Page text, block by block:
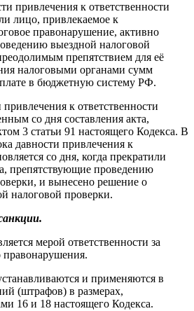
привлечения к ответственности
лицо, привлекаемое к
правонарушение, активно
выездной налоговой
препятствием для её
налоговыми органами сумм
в бюджетную систему РФ.
к ответственности
со дня составления акта,
3 статьи 91 настоящего Кодекса. В
давности привлечения к
со дня, когда прекратили
препятствующие проведению
и вынесено решение о
налоговой проверки.
мерой ответственности за
правонарушения.
и применяются в
(штрафов) в размерах,
16 и 18 настоящего Кодекса.